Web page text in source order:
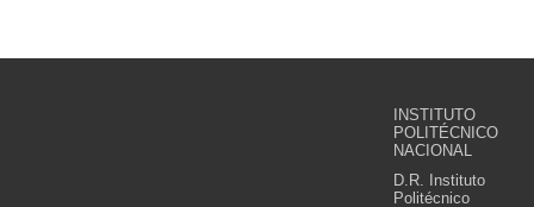
INSTITUTO
POLITÉCNICO
NACIONAL
D.R. Instituto
Politécnico